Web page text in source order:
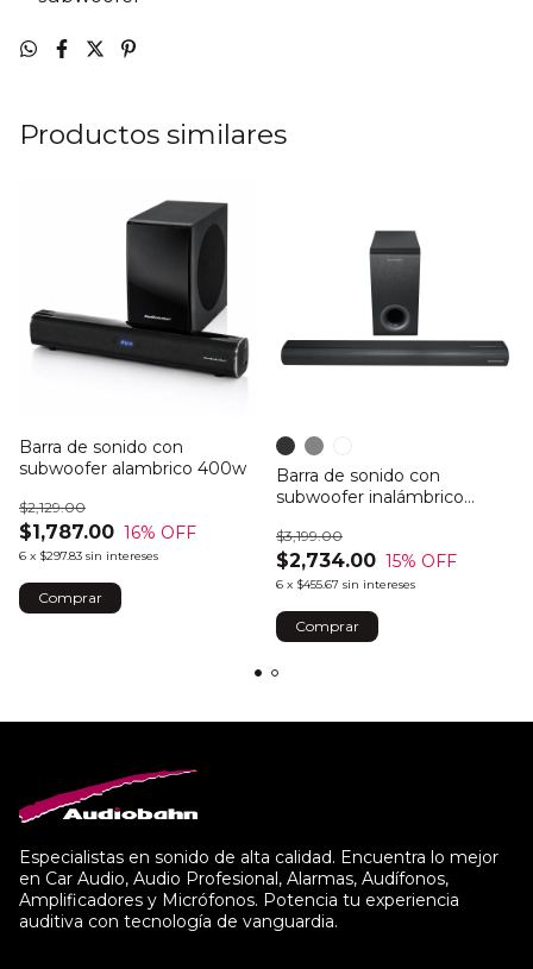
Productos similares
Barra de sonido con
subwoofer alambrico 400w
$1,787.00
$2,129.00
16% OFF
6 x $297.83 sin intereses
Barra de sonido con
subwoofer inalámbrico
$2,734.00
$3,199.00
15% OFF
6 x $455.67 sin intereses
Comprar
Especialistas en sonido de alta calidad. Encuentra lo mejor
en Car Audio, Audio Profesional, Alarmas, Audífonos,
Amplificadores y Micrófonos. Potencia tu experiencia
auditiva con tecnología de vanguardia.